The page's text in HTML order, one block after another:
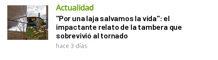
Actualidad
"Por una laja salvamos la vida": el
impactante relato de la tambera que
sobrevivió al tornado
hace 3 días